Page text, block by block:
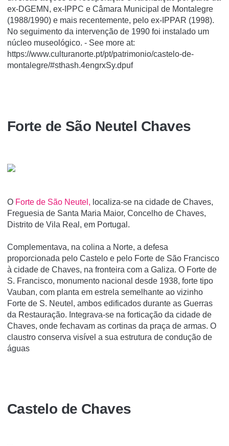
ex-DGEMN, ex-IPPC e Câmara Municipal de Montalegre
(1988/1990) e mais recentemente, pelo ex-IPPAR (1998).
No seguimento da intervenção de 1990 foi instalado um
núcleo museológico. - See more at:
https://www.culturanorte.pt/pt/patrimonio/castelo-de-
montalegre/#sthash.4engrxSy.dpuf
Forte de São Neutel Chaves
O Forte de São Neutel, localiza-se na cidade de Chaves,
Freguesia de Santa Maria Maior, Concelho de Chaves,
Distrito de Vila Real, em Portugal.
Complementava, na colina a Norte, a defesa
proporcionada pelo Castelo e pelo Forte de São Francisco
à cidade de Chaves, na fronteira com a Galiza. O Forte de
S. Francisco, monumento nacional desde 1938, forte tipo
Vauban, com planta em estrela semelhante ao vizinho
Forte de S. Neutel, ambos edificados durante as Guerras
da Restauração. Integrava-se na forticação da cidade de
Chaves, onde fechavam as cortinas da praça de armas. O
claustro conserva visível a sua estrutura de condução de
águas
Castelo de Chaves